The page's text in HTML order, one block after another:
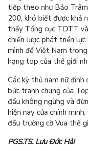
tiếp theo như Bảo
200, khó biết được khả
thấy Tổng cục TDTT
chiến lược phát triển
mình để Việt Nam
hạng top của thế giới
Các kỳ thủ nam nữ đỉnh
bức tranh chung của
đấu không ngừng và
hiện nay của chính
đấu trường cờ Vua thế
PGS.TS. Lưu Đức Hải